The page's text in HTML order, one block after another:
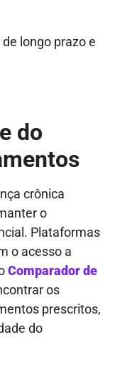
longo prazo e
do
crônica
o
Plataformas
o acesso a
Comparador de
os
prescritos,
do